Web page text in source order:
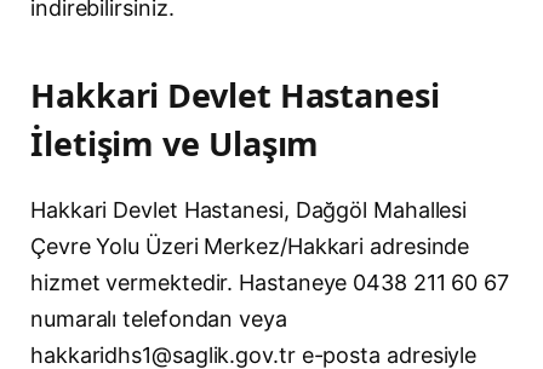
indirebilirsiniz.
Hakkari Devlet Hastanesi
İletişim ve Ulaşım
Hakkari Devlet Hastanesi, Dağgöl Mahallesi
Çevre Yolu Üzeri Merkez/Hakkari adresinde
hizmet vermektedir. Hastaneye 0438 211 60 67
numaralı telefondan veya
hakkaridhs1@saglik.gov.tre-posta adresiyle